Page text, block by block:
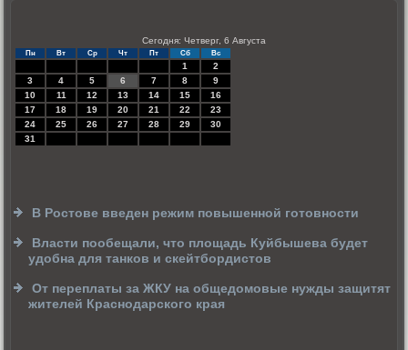
Сегодня: Четверг, 6 Августа
Пн Вт Ср Чт Пт Сб Вс
1
2
3
4 5 6 7 8
9
10
11 12 13 14 15
16
17
18 19 20 21 22
23
24
25 26 27 28 29
30
31
В Ростове введен режим повышенной готовности
Власти пообещали, что площадь Куйбышева будет
удобна для танков и скейтбордистов
От переплаты за ЖКУ на общедомовые нужды защитят
жителей Краснодарского края